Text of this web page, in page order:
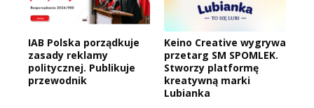
IAB Polska porządkuje
zasady reklamy
politycznej. Publikuje
przewodnik
Keino Creative wygrywa
przetarg SM SPOMLEK.
Stworzy platformę
kreatywną marki
Lubianka